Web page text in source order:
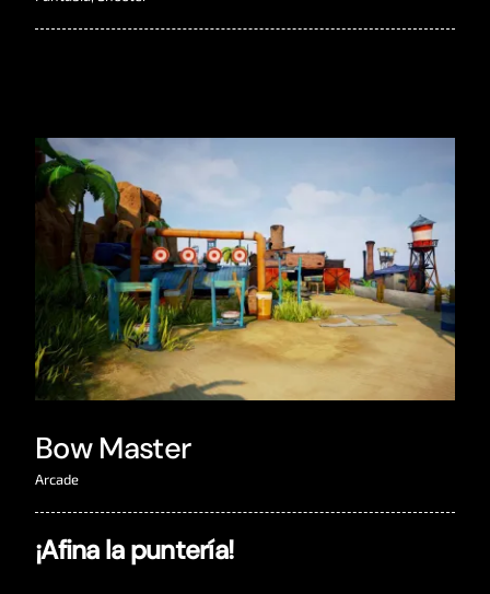
Bow Master
Arcade
¡Afina la puntería!